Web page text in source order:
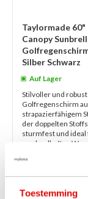
Toestemming
Taylormade 60"
Canopy
Silber Schwarz
Auf Lager
Stilvoller und
Golfregenschirm
strapazierfähigem
der doppelten
sturmfest und ideal
wechselhaftes We...
€79,00